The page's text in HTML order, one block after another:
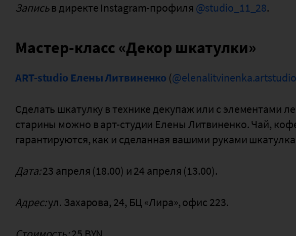
Записьв директе Instagram-профиля @studio_11_28.
Мастер-класс «Декор шкатулки»
АRT-studio Елены Литвиненко (@elenalitvinenka.artstudio
Сделать шкатулку в технике декупаж или с элементами
старины можно в арт-студии Елены Литвиненко. Чай,
гарантируются, как и сделанная вашими руками
Дата:23 апреля (18.00) и 24 апреля (13.00).
Адрес:ул. Захарова, 24, БЦ «Лира», офис 223.